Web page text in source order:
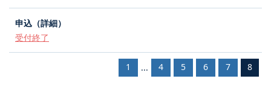
受付終了
1 ... 4 5 6 7 8